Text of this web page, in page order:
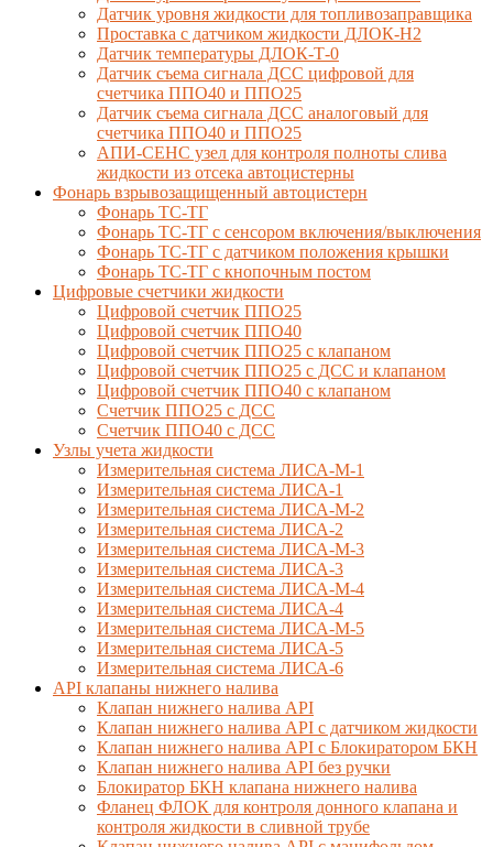
Датчик уровня жидкости для топливозаправщика
Проставка с датчиком жидкости ДЛОК-Н2
Датчик температуры ДЛОК-Т-0
Датчик съема сигнала ДСС цифровой для
счетчика ППО40 и ППО25
Датчик съема сигнала ДСС аналоговый для
счетчика ППО40 и ППО25
АПИ-СЕНС узел для контроля полноты слива
жидкости из отсека автоцистерны
Фонарь взрывозащищенный автоцистерн
Фонарь ТС-ТГ
Фонарь ТС-ТГ с сенсором включения/выключения
Фонарь ТС-ТГ с датчиком положения крышки
Фонарь ТС-ТГ с кнопочным постом
Цифровые счетчики жидкости
Цифровой счетчик ППО25
Цифровой счетчик ППО40
Цифровой счетчик ППО25 с клапаном
Цифровой счетчик ППО25 с ДСС и клапаном
Цифровой счетчик ППО40 с клапаном
Счетчик ППО25 с ДСС
Счетчик ППО40 с ДСС
Узлы учета жидкости
Измерительная система ЛИСА-М-1
Измерительная система ЛИСА-1
Измерительная система ЛИСА-М-2
Измерительная система ЛИСА-2
Измерительная система ЛИСА-М-3
Измерительная система ЛИСА-3
Измерительная система ЛИСА-М-4
Измерительная система ЛИСА-4
Измерительная система ЛИСА-М-5
Измерительная система ЛИСА-5
Измерительная система ЛИСА-6
API клапаны нижнего налива
Клапан нижнего налива API
Клапан нижнего налива API с датчиком жидкости
Клапан нижнего налива API с Блокиратором БКН
Клапан нижнего налива API без ручки
Блокиратор БКН клапана нижнего налива
Фланец ФЛОК для контроля донного клапана и
контроля жидкости в сливной трубе